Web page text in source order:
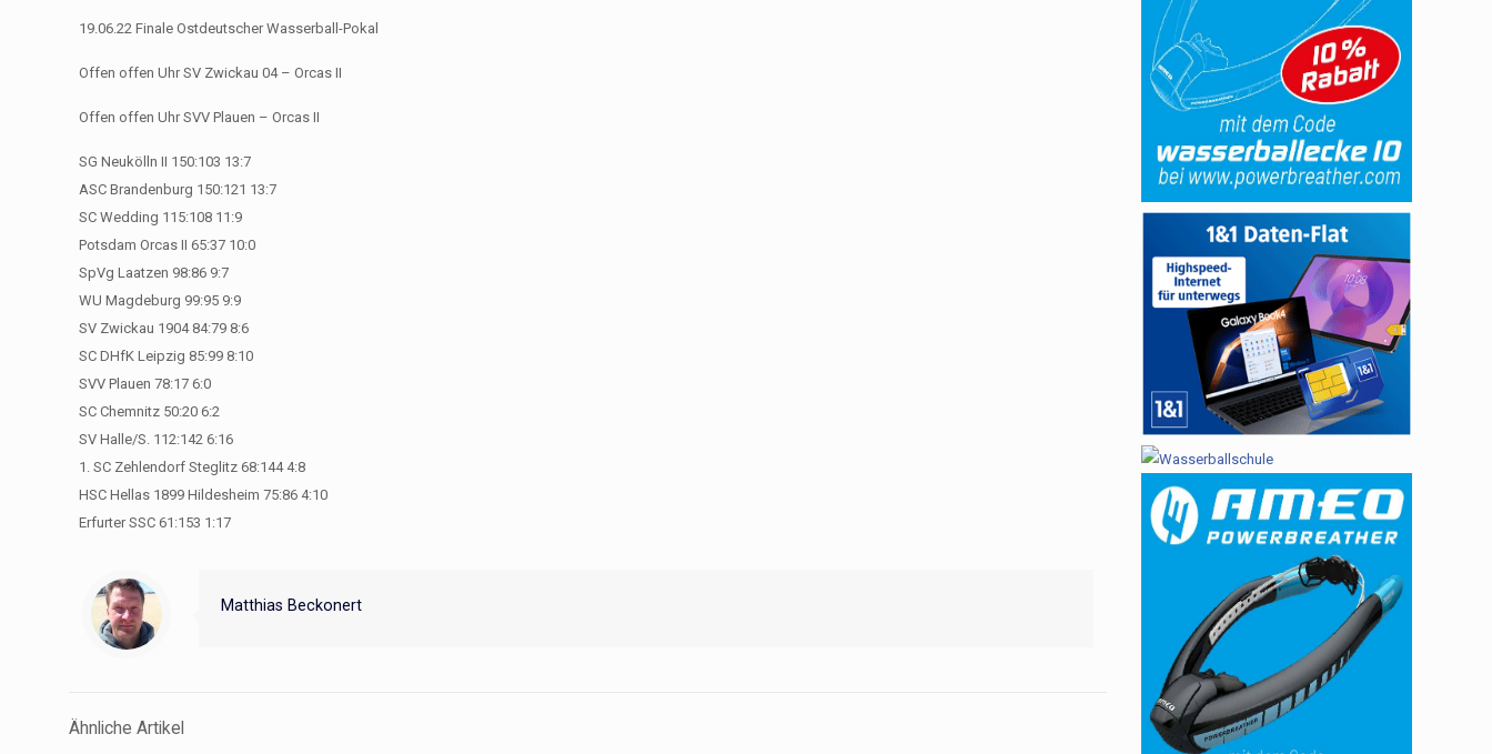
19.06.22 Finale Ostdeutscher Wasserball-Pokal
Offen offen Uhr SV Zwickau 04 – Orcas II
Offen offen Uhr SVV Plauen – Orcas II
SG Neukölln II 150:103 13:7
ASC Brandenburg 150:121 13:7
SC Wedding 115:108 11:9
Potsdam Orcas II 65:37 10:0
SpVg Laatzen 98:86 9:7
WU Magdeburg 99:95 9:9
SV Zwickau 1904 84:79 8:6
SC DHfK Leipzig 85:99 8:10
SVV Plauen 78:17 6:0
SC Chemnitz 50:20 6:2
SV Halle/S. 112:142 6:16
1. SC Zehlendorf Steglitz 68:144 4:8
HSC Hellas 1899 Hildesheim 75:86 4:10
Erfurter SSC 61:153 1:17
Matthias Beckonert
Ähnliche Artikel